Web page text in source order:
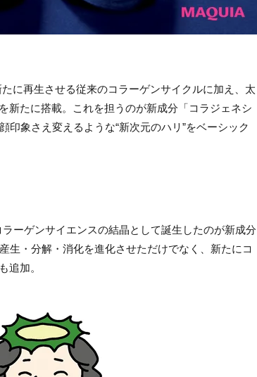
に再生させる従来のコラーゲンサイクルに加え、太
新たに搭載。これを担うのが新成分「コラジェネシ
印象さえ変えるような“新次元のハリ”をベーシック
ーゲンサイエンスの結晶として誕生したのが新成分
生・分解・消化を進化させただけでなく、新たにコ
追加。